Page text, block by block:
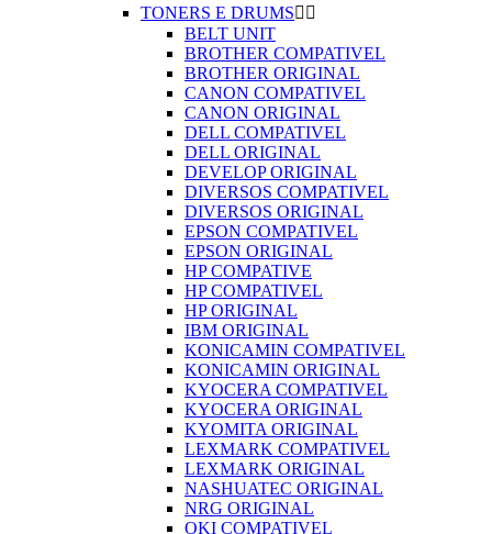
TONERS E DRUMS 
BELT UNIT
BROTHER COMPATIVEL
BROTHER ORIGINAL
CANON COMPATIVEL
CANON ORIGINAL
DELL COMPATIVEL
DELL ORIGINAL
DEVELOP ORIGINAL
DIVERSOS COMPATIVEL
DIVERSOS ORIGINAL
EPSON COMPATIVEL
EPSON ORIGINAL
HP COMPATIVE
HP COMPATIVEL
HP ORIGINAL
IBM ORIGINAL
KONICAMIN COMPATIVEL
KONICAMIN ORIGINAL
KYOCERA COMPATIVEL
KYOCERA ORIGINAL
KYOMITA ORIGINAL
LEXMARK COMPATIVEL
LEXMARK ORIGINAL
NASHUATEC ORIGINAL
NRG ORIGINAL
OKI COMPATIVEL